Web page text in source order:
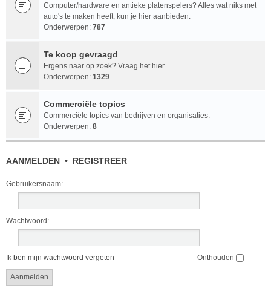
Computer/hardware en antieke platenspelers? Alles wat niks met
auto's te maken heeft, kun je hier aanbieden.
Onderwerpen: 787
Te koop gevraagd
Ergens naar op zoek? Vraag het hier.
Onderwerpen: 1329
Commerciële topics
Commerciële topics van bedrijven en organisaties.
Onderwerpen: 8
AANMELDEN • REGISTREER
Gebruikersnaam:
Wachtwoord:
Ik ben mijn wachtwoord vergeten Onthouden